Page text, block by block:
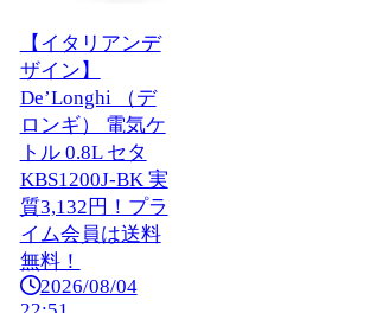
【イタリアンデ
ザイン】
De’Longhi （デ
ロンギ） 電気ケ
トル 0.8L セタ
KBS1200J-BK 実
質3,132円！プラ
イム会員は送料
無料！
2026/08/04